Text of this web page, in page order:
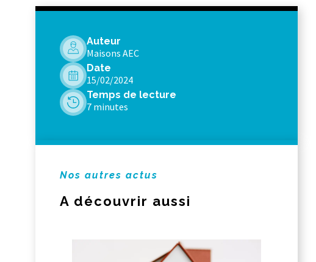
Auteur
Maisons AEC
Date
15/02/2024
Temps de lecture
7 minutes
Nos autres actus
A découvrir aussi